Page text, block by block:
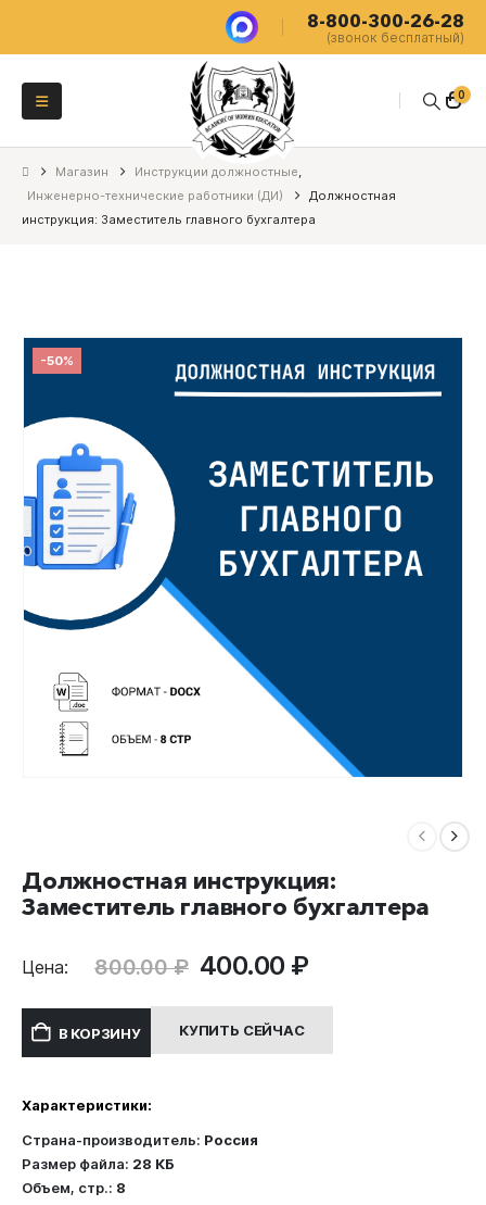
8-800-300-26-28
(звонок бесплатный)
0
Магазин Инструкции должностные,
Инженерно-технические работники (ДИ)
Должностная
инструкция: Заместитель главного бухгалтера
-50%
Должностная инструкция:
Заместитель главного бухгалтера
Цена: 800.00₽ Первоначальная
составляла
800.00 ₽.
400.00 ₽Текущая
400.00 ₽.
В КОРЗИНУ КУПИТЬ СЕЙЧАС
Характеристики:
Страна-производитель: Россия
Размер файла: 28 КБ
Объем, стр.: 8